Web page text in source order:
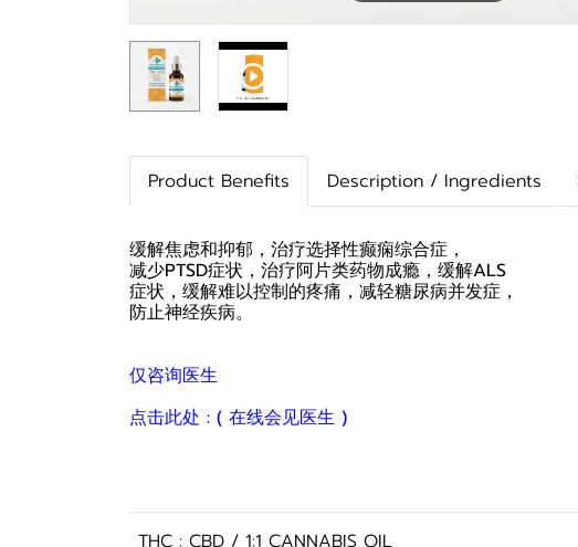
Product Benefits Description / Ingredients
缓解焦虑和抑郁，治疗选择性癫痫综合症，
减少PTSD症状，治疗阿片类药物成瘾，缓解ALS
症状，缓解难以控制的疼痛，减轻糖尿病并发症，
防止神经疾病。
仅咨询医生
点击此处 : ( 在线会见医生 )
THC : CBD / 1:1 CANNABIS OIL